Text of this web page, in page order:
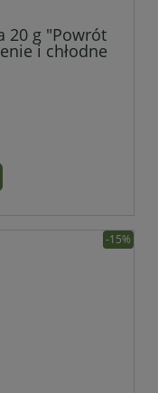
20 g "Powrót
i chłodne
-15%